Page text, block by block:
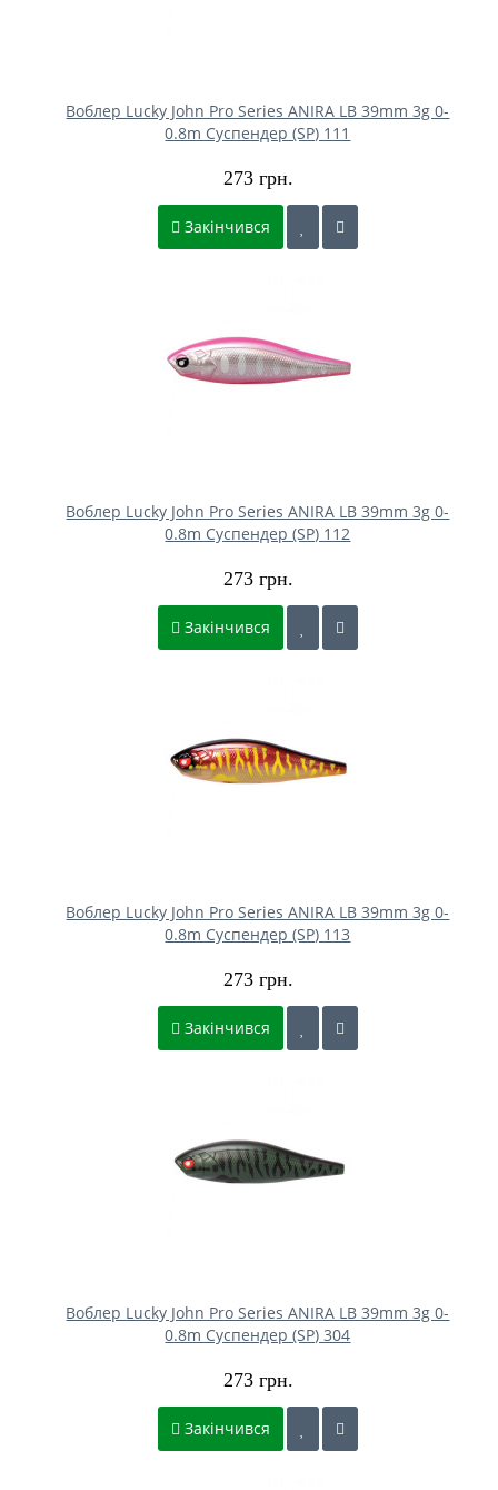
Воблер Lucky John Pro Series ANIRA LB 39mm 3g 0-
0.8m Cуспендер (SP) 111
273 грн.
Закінчився
Воблер Lucky John Pro Series ANIRA LB 39mm 3g 0-
0.8m Cуспендер (SP) 112
273 грн.
Закінчився
Воблер Lucky John Pro Series ANIRA LB 39mm 3g 0-
0.8m Cуспендер (SP) 113
273 грн.
Закінчився
Воблер Lucky John Pro Series ANIRA LB 39mm 3g 0-
0.8m Cуспендер (SP) 304
273 грн.
Закінчився